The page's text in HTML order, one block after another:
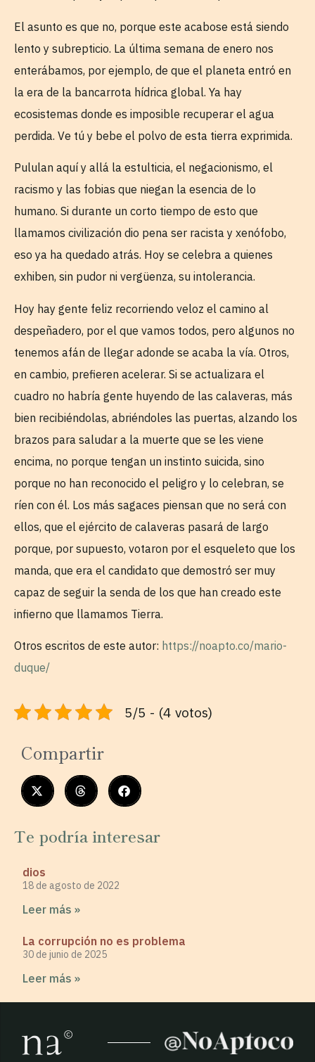
El asunto es que no, porque este acabose está siendo
lento y subrepticio. La última semana de enero nos
enterábamos, por ejemplo, de que el planeta entró en
la era de la bancarrota hídrica global. Ya hay
ecosistemas donde es imposible recuperar el agua
perdida. Ve tú y bebe el polvo de esta tierra exprimida.
Pululan aquí y allá la estulticia, el negacionismo, el
racismo y las fobias que niegan la esencia de lo
humano. Si durante un corto tiempo de esto que
llamamos civilización dio pena ser racista y xenófobo,
eso ya ha quedado atrás. Hoy se celebra a quienes
exhiben, sin pudor ni vergüenza, su intolerancia.
Hoy hay gente feliz recorriendo veloz el camino al
despeñadero, por el que vamos todos, pero algunos no
tenemos afán de llegar adonde se acaba la vía. Otros,
en cambio, prefieren acelerar. Si se actualizara el
cuadro no habría gente huyendo de las calaveras, más
bien recibiéndolas, abriéndoles las puertas, alzando los
brazos para saludar a la muerte que se les viene
encima, no porque tengan un instinto suicida, sino
porque no han reconocido el peligro y lo celebran, se
ríen con él. Los más sagaces piensan que no será con
ellos, que el ejército de calaveras pasará de largo
porque, por supuesto, votaron por el esqueleto que los
manda, que era el candidato que demostró ser muy
capaz de seguir la senda de los que han creado este
infierno que llamamos Tierra.
Otros escritos de este autor: https://noapto.co/mario-
duque/
5/5 - (4 votos)
Compartir
Te podría interesar
dios
18 de agosto de 2022
Leer más »
La corrupción no es problema
30 de junio de 2025
Leer más »